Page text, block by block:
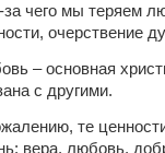
чего мы теряем
очерствение
– основная
с другими.
те
вера, любовь,